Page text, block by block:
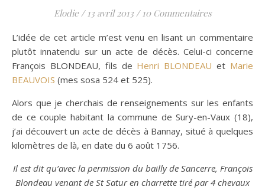
Elodie / 13 avril 2013 / 10 Commentaires
L’idée de cet article m’est venu en lisant un commentaire
plutôt innatendu sur un acte de décès. Celui-ci concerne
François BLONDEAU, fils de Henri BLONDEAU et Marie
BEAUVOIS (mes sosa 524 et 525).
Alors que je cherchais de renseignements sur les enfants
de ce couple habitant la commune de Sury-en-Vaux (18),
j’ai découvert un acte de décès à Bannay, situé à quelques
kilomètres de là, en date du 6 août 1756.
Il est dit qu’avec la permission du bailly de Sancerre, François
Blondeau venant de St Satur en charrette tiré par 4 chevaux